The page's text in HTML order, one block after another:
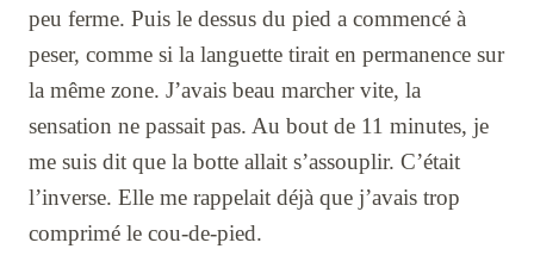
peu ferme. Puis le dessus du pied a commencé à
peser, comme si la languette tirait en permanence sur
la même zone. J’avais beau marcher vite, la
sensation ne passait pas. Au bout de 11 minutes, je
me suis dit que la botte allait s’assouplir. C’était
l’inverse. Elle me rappelait déjà que j’avais trop
comprimé le cou-de-pied.